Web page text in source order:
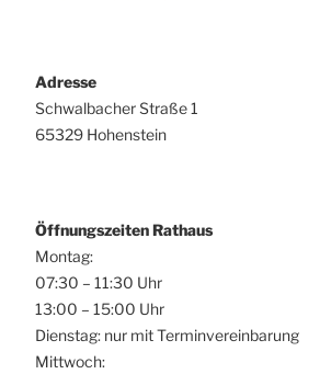
Adresse
Schwalbacher Straße 1
65329 Hohenstein
Öffnungszeiten Rathaus
Montag:
07:30 – 11:30 Uhr
13:00 – 15:00 Uhr
Dienstag: nur mit Terminvereinbarung
Mittwoch: